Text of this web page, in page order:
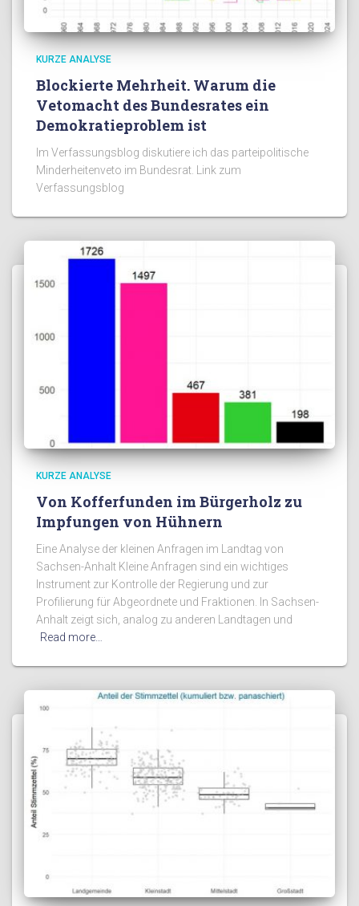
KURZE ANALYSE
Blockierte Mehrheit. Warum die
Vetomacht des Bundesrates ein
Demokratieproblem ist
Im Verfassungsblog diskutiere ich das parteipolitische
Minderheitenveto im Bundesrat. Link zum
Verfassungsblog
KURZE ANALYSE
Von Kofferfunden im Bürgerholz zu
Impfungen von Hühnern
Eine Analyse der kleinen Anfragen im Landtag von
Sachsen-Anhalt Kleine Anfragen sind ein wichtiges
Instrument zur Kontrolle der Regierung und zur
Profilierung für Abgeordnete und Fraktionen. In Sachsen-
Anhalt zeigt sich, analog zu anderen Landtagen und
Read more…